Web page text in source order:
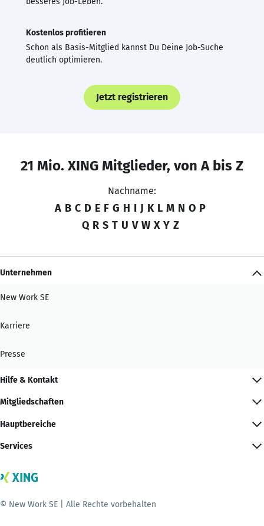
Kostenlos profitieren
Schon als Basis-Mitglied kannst Du Deine Job-Suche
deutlich optimieren.
Jetzt registrieren
21 Mio. XING Mitglieder, von A bis Z
Nachname:
A B C D E F G H I J K L M N O P
Q R S T U V W X Y Z
Unternehmen
New Work SE
Karriere
Presse
Hilfe & Kontakt
Mitgliedschaften
Hauptbereiche
Services
© New Work SE | Alle Rechte vorbehalten